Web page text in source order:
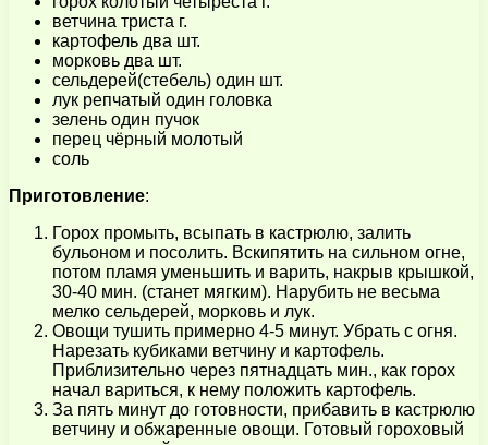
ветчина триста г.
картофель два шт.
морковь два шт.
сельдерей(стебель) один шт.
лук репчатый один головка
зелень один пучок
перец чёрный молотый
соль
Приготовление:
Горох промыть, всыпать в кастрюлю, залить
бульоном и посолить. Вскипятить на сильном огне,
потом пламя уменьшить и варить, накрыв крышкой,
30-40 мин. (станет мягким). Нарубить не весьма
мелко сельдерей, морковь и лук.
Овощи тушить примерно 4-5 минут. Убрать с огня.
Нарезать кубиками ветчину и картофель.
Приблизительно через пятнадцать мин., как горох
начал вариться, к нему положить картофель.
За пять минут до готовности, прибавить в кастрюлю
ветчину и обжаренные овощи. Готовый гороховый